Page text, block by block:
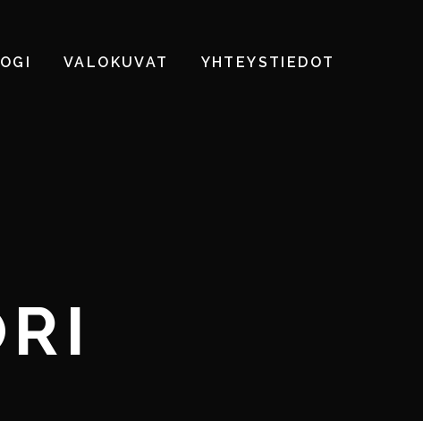
VALOKUVAT YHTEYSTIEDOT